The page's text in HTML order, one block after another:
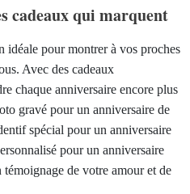
cadeaux qui marquent
idéale pour montrer à vos proches
Avec des cadeaux
chaque anniversaire encore plus
gravé pour un anniversaire de
spécial pour un anniversaire
pour un anniversaire
témoignage de votre amour et de